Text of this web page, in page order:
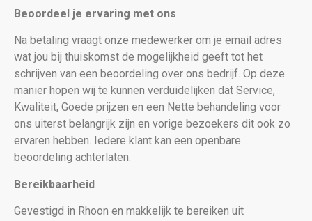
Beoordeel je ervaring met ons
Na betaling vraagt onze medewerker om je email adres
wat jou bij thuiskomst de mogelijkheid geeft tot het
schrijven van een beoordeling over ons bedrijf. Op deze
manier hopen wij te kunnen verduidelijken dat Service,
Kwaliteit, Goede prijzen en een Nette behandeling voor
ons uiterst belangrijk zijn en vorige bezoekers dit ook zo
ervaren hebben. Iedere klant kan een openbare
beoordeling achterlaten.
Bereikbaarheid
Gevestigd in Rhoon en makkelijk te bereiken uit